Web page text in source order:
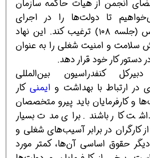
انجمن از هیات حاکمه سازمان
تا دولت‌ها را در اجرای
مصوبه‌های کنفرانس (جلسه ۱۰۸) ترغیب کند. این نهاد
سلامت و امنیت شغلی را به عنوان
دستور کار خود قرار دهد.
کنفدراسیون بین‌المللی
در ارتباط با بهداشت و ایمنی کار
و کارفرمایان باید پیرو متخصصان
کار باشند. برای مدت بسیار
کارگران در برابر آسیب‌های شغلی و
حقوق اساسی آن‌ها، کمتر مورد